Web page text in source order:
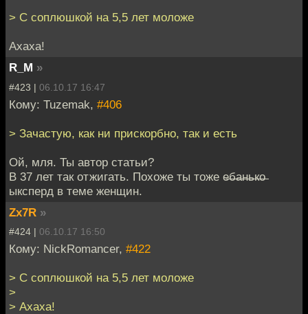
> С соплюшкой на 5,5 лет моложе
Ахаха!
R_M »
#423 | 06.10.17 16:47
Кому: Tuzemak, #406
> Зачастую, как ни прискорбно, так и есть
Ой, мля. Ты автор статьи?
В 37 лет так отжигать. Похоже ты тоже е̶б̶а̶н̶ь̶к̶о̶
ыксперд в теме женщин.
Zx7R »
#424 | 06.10.17 16:50
Кому: NickRomancer, #422
> С соплюшкой на 5,5 лет моложе
>
> Ахаха!